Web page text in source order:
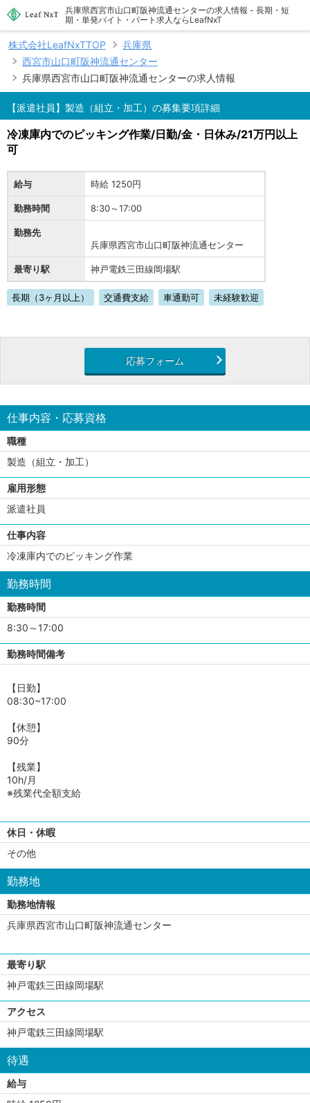
兵庫県西宮市山口町阪神流通センターの求人情報 - 長期・短
期・単発バイト・パート求人ならLeafNxT
株式会社LeafNxTTOP
兵庫県
西宮市山口町阪神流通センター
兵庫県西宮市山口町阪神流通センターの求人情報
【派遣社員】製造（組立・加工）の募集要項詳細
冷凍庫内でのピッキング作業/日勤/金・日休み/21万円以上
可
給与 時給 1250円
勤務時間 8:30～17:00
勤務先
兵庫県西宮市山口町阪神流通センター
最寄り駅 神戸電鉄三田線岡場駅
長期（3ヶ月以上） 交通費支給 車通勤可 未経験歓迎
応募フォーム
仕事内容・応募資格
職種
製造（組立・加工）
雇用形態
派遣社員
仕事内容
冷凍庫内でのピッキング作業
勤務時間
勤務時間
8:30～17:00
勤務時間備考
【日勤】
08:30~17:00
【休憩】
90分
【残業】
10h/月
※残業代全額支給
休日・休暇
その他
勤務地
勤務地情報
兵庫県西宮市山口町阪神流通センター
最寄り駅
神戸電鉄三田線岡場駅
アクセス
神戸電鉄三田線岡場駅
待遇
給与